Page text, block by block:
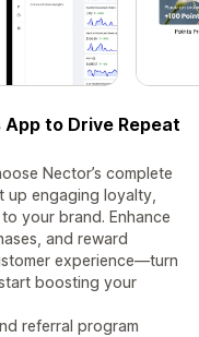
to Drive Repeat
Nector’s complete
up engaging loyalty,
your brand. Enhance
and reward
experience—turn
boosting your
referral program